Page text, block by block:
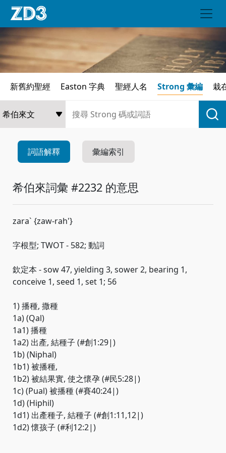
新舊約聖經 Easton 字典 聖經人名 Strong 彙編 栽
詞語解釋 彙編索引
希伯來詞彙 #2232 的意思
zara` {zaw-rah'}
字根型; TWOT - 582; 動詞
欽定本 - sow 47, yielding 3, sower 2, bearing 1,
conceive 1, seed 1, set 1; 56
1) 播種, 撒種
1a) (Qal)
1a1) 播種
1a2) 出產, 結種子 (#創1:29|)
1b) (Niphal)
1b1) 被播種,
1b2) 被結果實, 使之懷孕 (#民5:28|)
1c) (Pual) 被播種 (#賽40:24|)
1d) (Hiphil)
1d1) 出產種子, 結種子 (#創1:11,12|)
1d2) 懷孩子 (#利12:2|)